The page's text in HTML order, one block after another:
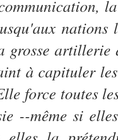
nations
grosse artillerie
à capituler
force toutes
--même si